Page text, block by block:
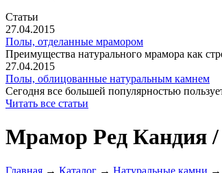
Статьи
27.04.2015
Полы, отделанные мрамором
Преимущества натурального мрамора как
27.04.2015
Полы, облицованные натуральным камнем
Сегодня все большей популярностью
Читать все статьи
Мрамор Ред Кандия /
Главная → Каталог → Натуральные камни →